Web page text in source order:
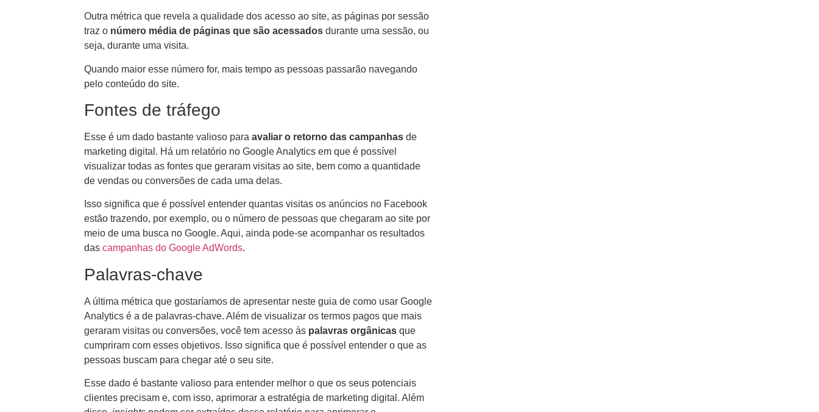
Outra métrica que revela a qualidade dos acesso ao site, as páginas por sessão
traz o número média de páginas que são acessados durante uma sessão, ou
seja, durante uma visita.
Quando maior esse número for, mais tempo as pessoas passarão navegando
pelo conteúdo do site.
Fontes de tráfego
Esse é um dado bastante valioso para avaliar o retorno das campanhas de
marketing digital. Há um relatório no Google Analytics em que é possível
visualizar todas as fontes que geraram visitas ao site, bem como a quantidade
de vendas ou conversões de cada uma delas.
Isso significa que é possível entender quantas visitas os anúncios no Facebook
estão trazendo, por exemplo, ou o número de pessoas que chegaram ao site por
meio de uma busca no Google. Aqui, ainda pode-se acompanhar os resultados
das campanhas do Google AdWords.
Palavras-chave
A última métrica que gostaríamos de apresentar neste guia de como usar Google
Analytics é a de palavras-chave. Além de visualizar os termos pagos que mais
geraram visitas ou conversões, você tem acesso às palavras orgânicas que
cumpriram com esses objetivos. Isso significa que é possível entender o que as
pessoas buscam para chegar até o seu site.
Esse dado é bastante valioso para entender melhor o que os seus potenciais
clientes precisam e, com isso, aprimorar a estratégia de marketing digital. Além